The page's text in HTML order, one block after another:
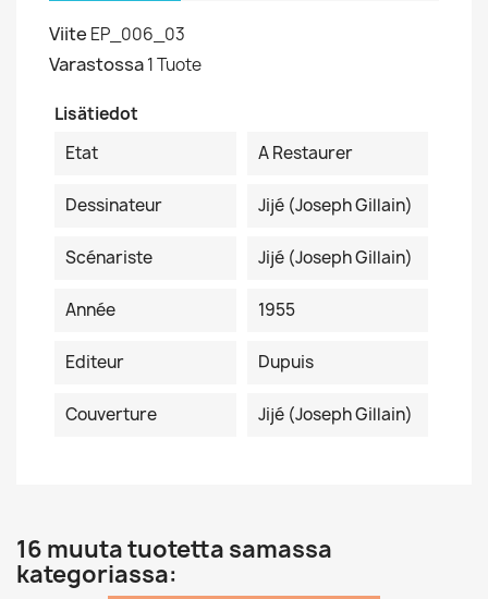
Viite EP_006_03
Varastossa1 Tuote
Lisätiedot
Etat
A Restaurer
Dessinateur Jijé (Joseph Gillain)
Scénariste Jijé (Joseph Gillain)
Année 1955
Editeur Dupuis
Couverture Jijé (Joseph Gillain)
16 muuta tuotetta samassa
kategoriassa: